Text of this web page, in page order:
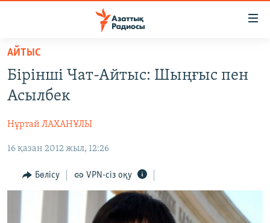
Skip
main
content
to
Navigation
САЯСАТ
ҚАҢТАР ОҚИҒАСЫ
АДАМ ҚҰҚЫҚТАРЫ
ӘЛЕУМЕТ
АРНАЙЫ ЖОБАЛАР
АЙТЫС
Бірінші Чат-Айтыс: Шыңғыс пен
Асылбек
Нұртай ЛАХАНҰЛЫ
16 қазан 2012 жыл, 12:26
Бөлісу VPN-сіз оқу